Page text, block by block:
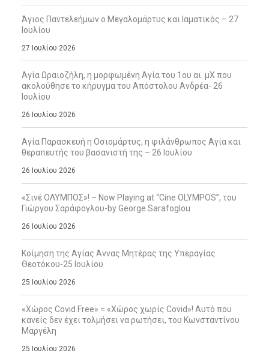
Άγιος Παντελεήμων ο Μεγαλομάρτυς και Ιαματικός – 27
Ιουλίου
27 Ιουλίου 2026
Αγία Ωραιοζήλη, η μορφωμένη Αγία του 1ου αι. μΧ που
ακολούθησε το κήρυγμα του Απόστολου Ανδρέα- 26
Ιουλίου
26 Ιουλίου 2026
Αγία Παρασκευή η Οσιομάρτυς, η φιλάνθρωπος Αγία και
θεραπευτής του βασανιστή της – 26 Ιουλίου
26 Ιουλίου 2026
«Σινέ ΟΛΥΜΠΟΣ»! – Now Playing at “Cine OLYMPOS”, του
Γιώργου Σαράφογλου-by George Sarafoglou
26 Ιουλίου 2026
Κοίμηση της Αγίας Άννας Μητέρας της Υπεραγίας
Θεοτόκου-25 Ιουλίου
25 Ιουλίου 2026
«Χώρος Covid Free» = «Χώρος χωρίς Covid»! Αυτό που
κανείς δεν έχει τολμήσει να ρωτήσει, του Κωνσταντίνου
Μαργέλη
25 Ιουλίου 2026